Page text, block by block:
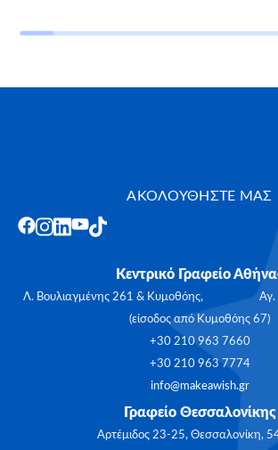
ΑΚΟΛΟΥΘΗΣΤΕ ΜΑΣ
Κεντρικό Γραφείο
Λ. Βουλιαγμένης 261 & Κυμοθόης, Αγ.
(είσοδος από Κυμοθόης 67)
+30 210 963 7660
+30 210 963 7774
info@makeawish.gr
Γραφείο Θεσσαλονίκης
Αρτέμιδος 23-25, Θεσσαλονίκη,